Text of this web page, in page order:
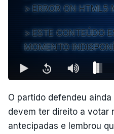
ERROR ON HTML5
ESTE CONTEÚDO
MOMENTO
O partido defendeu
devem ter direito a votar
antecipadas e lembrou